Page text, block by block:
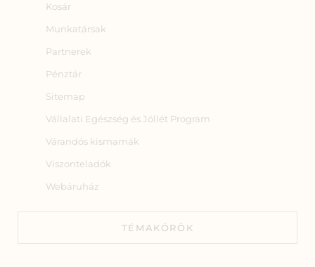
Kosár
Munkatársak
Partnerek
Pénztár
Sitemap
Vállalati Egészség és Jóllét Program
Várandós kismamák
Viszonteladók
Webáruház
TÉMAKÖRÖK